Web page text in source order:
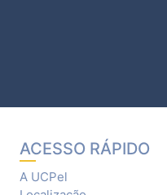
ACESSO RÁPIDO
A UCPel